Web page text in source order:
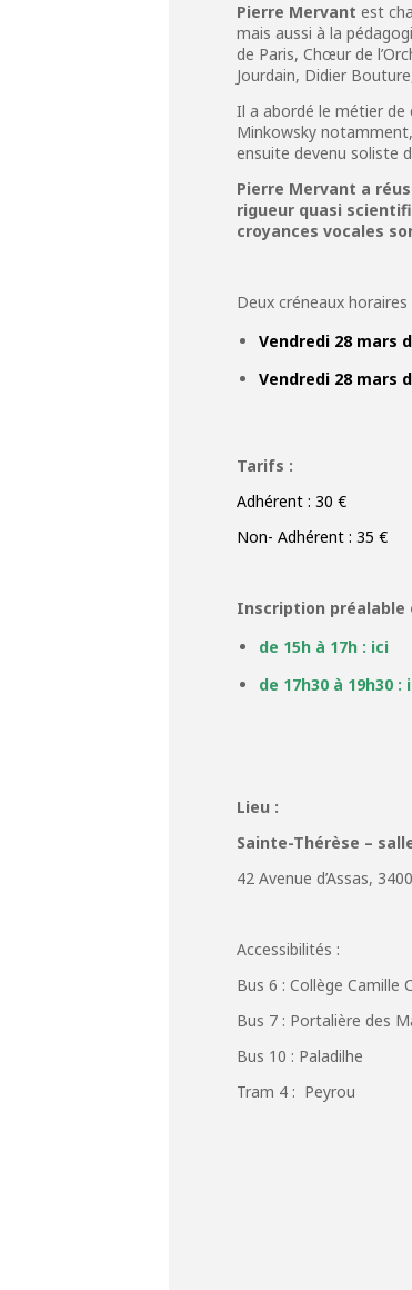
Pierre Mervant est
mais aussi à la
de Paris, Chœur de
Jourdain, Didier
Il a abordé le métier de
Minkowsky
ensuite devenu soliste
Pierre Mervant a
rigueur quasi
croyances vocales
Deux créneaux
Vendredi 28 mars
Vendredi 28 mars
Tarifs :
Adhérent : 30 €
Non- Adhérent : 35 €
Inscription préalable
de 15h à 17h : ici
de 17h30 à 19h30 :
Lieu :
Sainte-Thérèse –
42 Avenue d’Assas,
Accessibilités :
Bus 6 : Collège Camille
Bus 7 : Portalière des
Bus 10 : Paladilhe
Tram 4 : Peyrou